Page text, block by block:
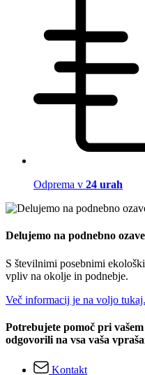
Odprema v 24 urah
Delujemo na podnebno
S številnimi posebnimi
vpliv na okolje in podnebje.
Več informacij je na voljo tukaj.
Potrebujete pomoč pri
odgovorili na vsa vaša
Kontakt